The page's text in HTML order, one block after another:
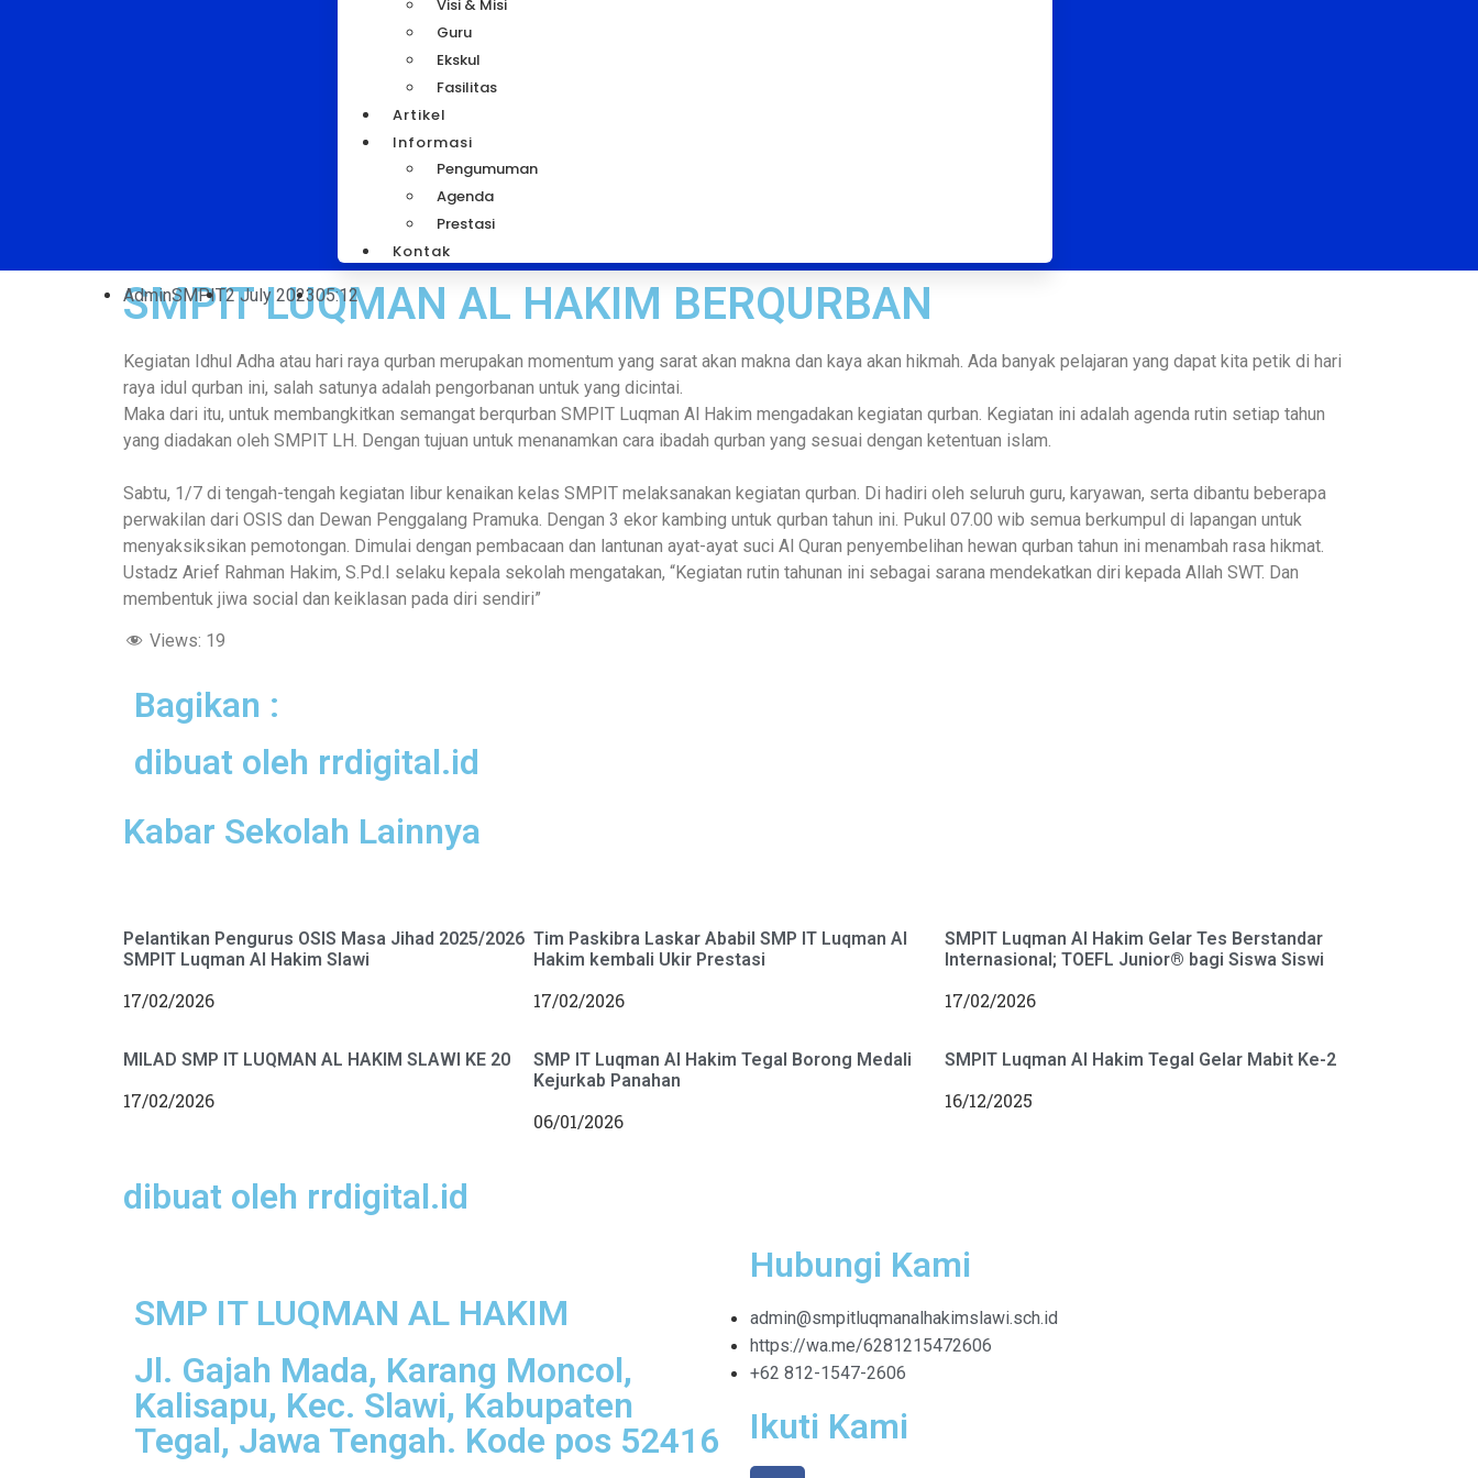
Visi & Misi
Guru
Ekskul
Fasilitas
Artikel
Informasi
Pengumuman
Agenda
Prestasi
Kontak
AdminSMPIT2 July 202305:12
SMPIT LUQMAN AL HAKIM BERQURBAN
Kegiatan Idhul Adha atau hari raya qurban merupakan momentum yang sarat akan makna dan kaya akan hikmah. Ada banyak pelajaran yang dapat kita petik di hari
raya idul qurban ini, salah satunya adalah pengorbanan untuk yang dicintai.
Maka dari itu, untuk membangkitkan semangat berqurban SMPIT Luqman Al Hakim mengadakan kegiatan qurban. Kegiatan ini adalah agenda rutin setiap tahun
yang diadakan oleh SMPIT LH. Dengan tujuan untuk menanamkan cara ibadah qurban yang sesuai dengan ketentuan islam.
Sabtu, 1/7 di tengah-tengah kegiatan libur kenaikan kelas SMPIT melaksanakan kegiatan qurban. Di hadiri oleh seluruh guru, karyawan, serta dibantu beberapa
perwakilan dari OSIS dan Dewan Penggalang Pramuka. Dengan 3 ekor kambing untuk qurban tahun ini. Pukul 07.00 wib semua berkumpul di lapangan untuk
menyaksiksikan pemotongan. Dimulai dengan pembacaan dan lantunan ayat-ayat suci Al Quran penyembelihan hewan qurban tahun ini menambah rasa hikmat.
Ustadz Arief Rahman Hakim, S.Pd.I selaku kepala sekolah mengatakan, “Kegiatan rutin tahunan ini sebagai sarana mendekatkan diri kepada Allah SWT. Dan
membentuk jiwa social dan keiklasan pada diri sendiri”
Views: 19
Bagikan :
dibuat oleh rrdigital.id
Kabar Sekolah Lainnya
Pelantikan Pengurus OSIS Masa Jihad 2025/2026
SMPIT Luqman Al Hakim Slawi
17/02/2026
Tim Paskibra Laskar Ababil SMP IT Luqman Al
Hakim kembali Ukir Prestasi
17/02/2026
SMPIT Luqman Al Hakim Gelar Tes Berstandar
Internasional; TOEFL Junior® bagi Siswa Siswi
17/02/2026
MILAD SMP IT LUQMAN AL HAKIM SLAWI KE 20
17/02/2026
SMP IT Luqman Al Hakim Tegal Borong Medali
Kejurkab Panahan
06/01/2026
SMPIT Luqman Al Hakim Tegal Gelar Mabit Ke-2
16/12/2025
dibuat oleh rrdigital.id
SMP IT LUQMAN AL HAKIM
Jl. Gajah Mada, Karang Moncol,
Kalisapu, Kec. Slawi, Kabupaten
Tegal, Jawa Tengah. Kode pos 52416
Hubungi Kami
admin@smpitluqmanalhakimslawi.sch.id
https://wa.me/6281215472606
+62 812-1547-2606
Ikuti Kami